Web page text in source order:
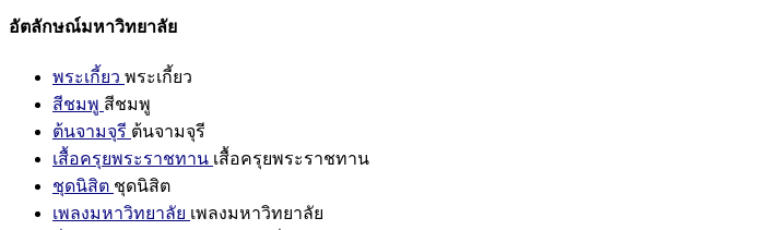
อัตลักษณ์มหาวิทยาลัย
พระเกี้ยว พระเกี้ยว
สีชมพู สีชมพู
ต้นจามจุรี ต้นจามจุรี
เสื้อครุยพระราชทาน เสื้อครุยพระราชทาน
ชุดนิสิต ชุดนิสิต
เพลงมหาวิทยาลัย เพลงมหาวิทยาลัย